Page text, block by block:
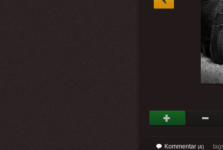
Kommentar (4)